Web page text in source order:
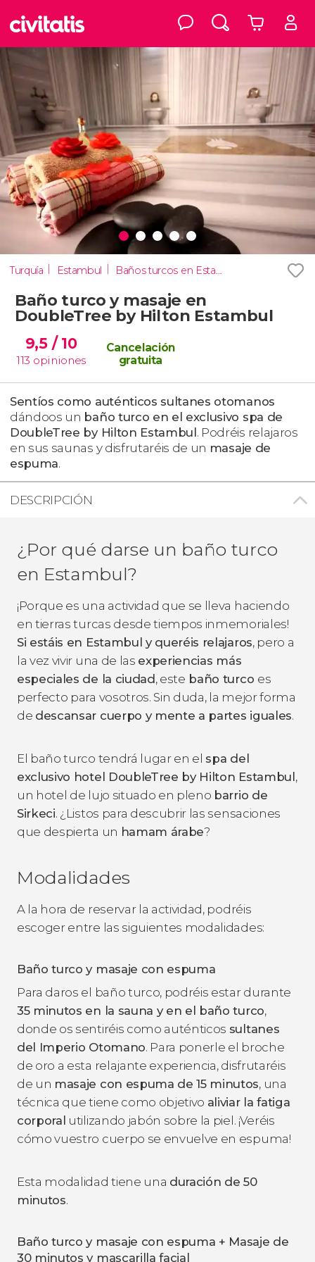
Turquía Estambul Baños turcos en Estambul
Baño turco y masaje en
DoubleTree by Hilton Estambul
9,5 / 10
113 opiniones
Cancelación
gratuita
Sentíos como auténticos sultanes otomanos
dándoos un baño turco en el exclusivo spa de
DoubleTree by Hilton Estambul. Podréis relajaros
en sus saunas y disfrutaréis de un masaje de
espuma.
DESCRIPCIÓN
¿Por qué darse un baño turco
en Estambul?
¡Porque es una actividad que se lleva haciendo
en tierras turcas desde tiempos inmemoriales!
Si estáis en Estambul y queréis relajaros, pero a
la vez vivir una de las experiencias más
especiales de la ciudad, este baño turco es
perfecto para vosotros. Sin duda, la mejor forma
de descansar cuerpo y mente a partes iguales.
El baño turco tendrá lugar en el spa del
exclusivo hotel DoubleTree by Hilton Estambul,
un hotel de lujo situado en pleno barrio de
Sirkeci. ¿Listos para descubrir las sensaciones
que despierta un hamam árabe?
Modalidades
A la hora de reservar la actividad, podréis
escoger entre las siguientes modalidades:
Baño turco y masaje con espuma
Para daros el baño turco, podréis estar durante
35 minutos en la sauna y en el baño turco,
donde os sentiréis como auténticos sultanes
del Imperio Otomano. Para ponerle el broche
de oro a esta relajante experiencia, disfrutaréis
de un masaje con espuma de 15 minutos, una
técnica que tiene como objetivo aliviar la fatiga
corporal utilizando jabón sobre la piel. ¡Veréis
cómo vuestro cuerpo se envuelve en espuma!
Esta modalidad tiene una duración de 50
minutos.
Baño turco y masaje con espuma + Masaje de
30 minutos y mascarilla facial